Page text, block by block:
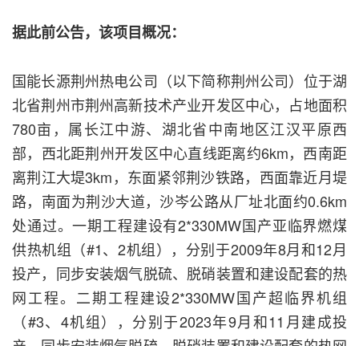
据此前公告，该项目概况：
国能长源荆州热电公司（以下简称荆州公司）位于湖
北省荆州市荆州高新技术产业开发区中心，占地面积
780亩，属长江中游、湖北省中南地区江汉平原西
部，西北距荆州开发区中心直线距离约6km，西南距
离荆江大堤3km，东面紧邻荆沙铁路，西面靠近月堤
路，南面为荆沙大道，沙岑公路从厂址北面约0.6km
处通过。一期工程建设有2*330MW国产亚临界燃煤
供热机组（#1、2机组），分别于2009年8月和12月
投产，同步安装烟气脱硫、脱硝装置和建设配套的热
网工程。二期工程建设2*330MW国产超临界机组
（#3、4机组），分别于2023年9月和11月建成投